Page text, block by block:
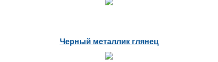
Черный металлик глянец